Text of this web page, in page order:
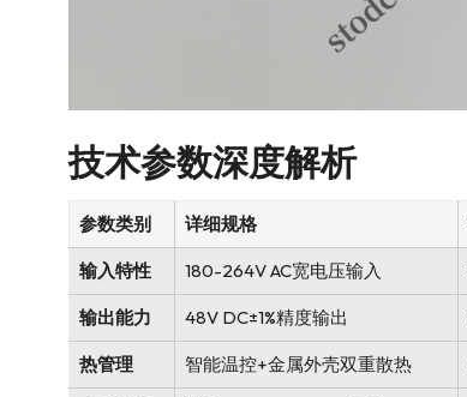
技术参数深度解析
参数类别 详细规格
输入特性 180-264V AC宽电压输入
输出能力 48V DC±1%精度输出
热管理 智能温控+金属外壳双重散热